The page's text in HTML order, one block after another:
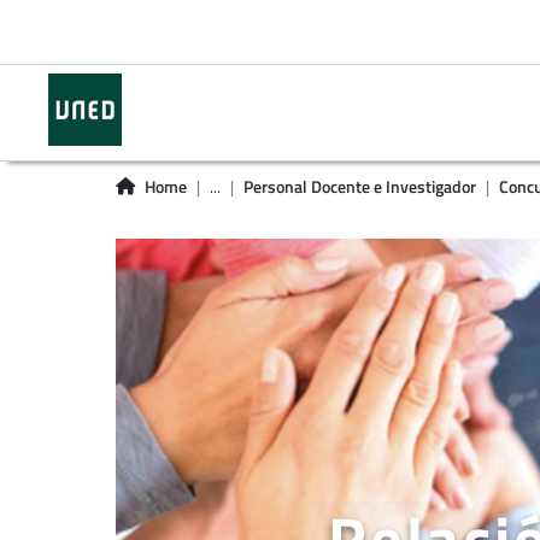
Home ... Personal Docente e Investigador